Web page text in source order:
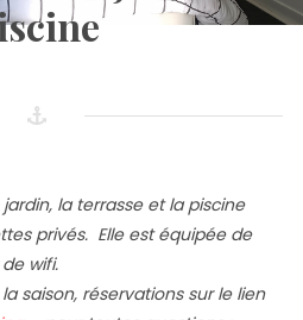
la terrasse et la piscine
privés. Elle est équipée de
wifi.
saison, réservations sur le lien